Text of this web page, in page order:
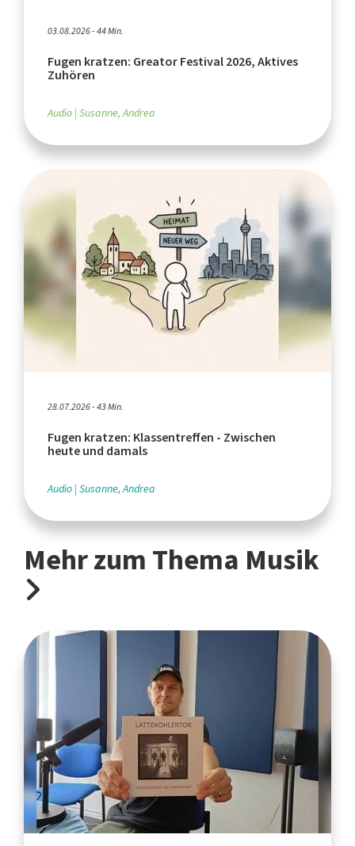
03.08.2026 - 44 Min.
Fugen kratzen: Greator Festival 2026, Aktives
Zuhören
Audio Susanne, Andrea
28.07.2026 - 43 Min.
Fugen kratzen: Klassentreffen - Zwischen
heute und damals
Audio Susanne, Andrea
Mehr zum Thema Musik